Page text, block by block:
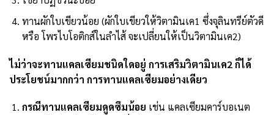
ทานผักใบเขียวน้อย (ผักใบเขียวให้วิตามินเค1 ซึ่งจุลินทรีย์ตัวดี
หรือ โพรไบโอติกส์ในลำไส้ จะเปลี่ยนให้เป็นวิตามินเค2)
ไม่ว่าจะทานแคลเซียมชนิดใดอยู่ การเสริมวิตามินเค2 ก็ได้
ประโยชน์มากกว่า การทานแคลเซียมอย่างเดียว
กรณีทานแคลเซียมดูดซึมน้อย เช่น แคลเซียมคาร์บอเนต